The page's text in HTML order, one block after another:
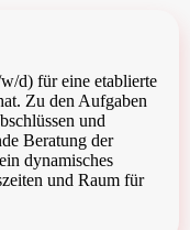
d) für eine etablierte
Zu den Aufgaben
und
Beratung der
dynamisches
und Raum für